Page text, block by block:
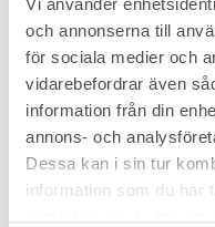
Vi använder
och annonserna till
för sociala medier och
vidarebefordrar även
information från din
annons- och
Dessa kan i sin tur
information som du har